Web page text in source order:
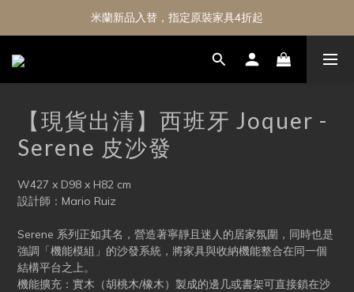
米蘭新品入替，指定原裝家具4折起
【現貨出清】西班牙 Joquer -
Serene 皮沙發
W427 x D98 x H82 cm
設計師：Mario Ruiz
Serene 系列正如其名，營造著寧靜且迷人的居家氛圍，同時也是
強調「機能模組」的沙發系統，將家具與收納機能整合在同一個
結構平台之上。
機能擴充：實木（胡桃木/橡木）製成的邊几或書架可直接鎖在沙